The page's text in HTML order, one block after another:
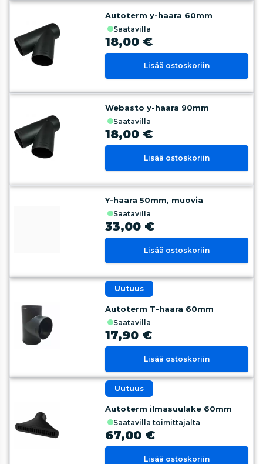
Autoterm y-haara 60mm
saatavilla
18,00 €
Lisää ostoskoriin
Webasto y-haara 90mm
saatavilla
18,00 €
Lisää ostoskoriin
Y-haara 50mm, muovia
saatavilla
33,00 €
Lisää ostoskoriin
uutuus
Autoterm T-haara 60mm
saatavilla
17,90 €
Lisää ostoskoriin
uutuus
Autoterm ilmasuulake 60mm
saatavilla toimittajalta
67,00 €
Lisää ostoskoriin